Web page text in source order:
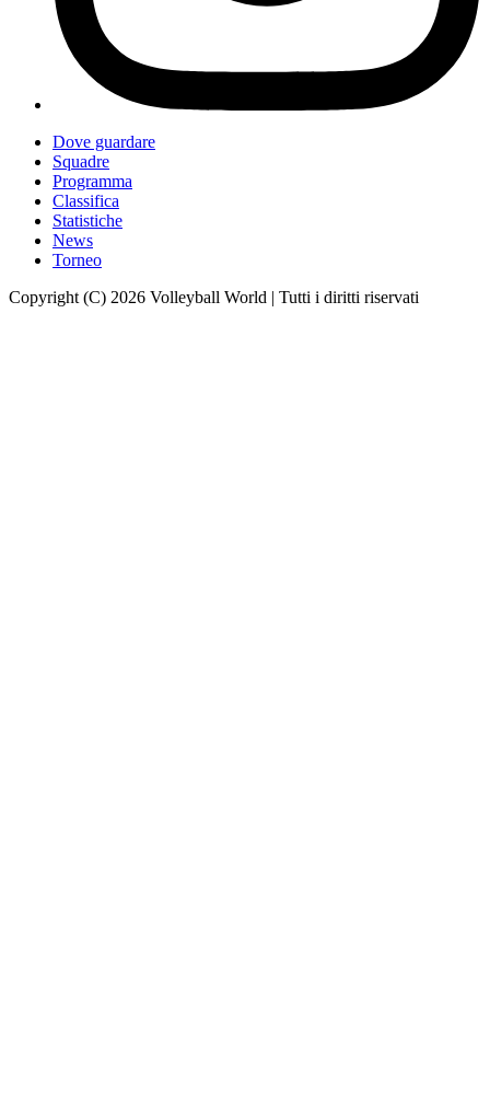
Dove guardare
Squadre
Programma
Classifica
Statistiche
News
Torneo
Copyright (C) 2026 Volleyball World | Tutti i diritti riservati